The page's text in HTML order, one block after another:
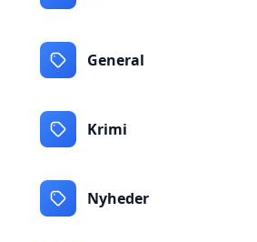
General
Krimi
Nyheder